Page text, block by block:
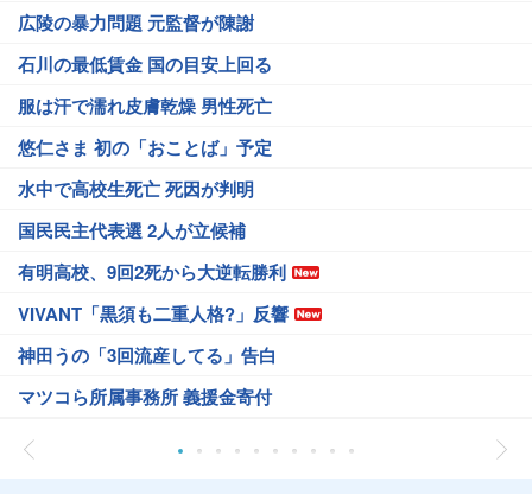
広陵の暴力問題 元監督が陳謝
石川の最低賃金 国の目安上回る
服は汗で濡れ皮膚乾燥 男性死亡
悠仁さま 初の「おことば」予定
水中で高校生死亡 死因が判明
国民民主代表選 2人が立候補
有明高校、9回2死から大逆転勝利
VIVANT「黒須も二重人格?」反響
神田うの「3回流産してる」告白
マツコら所属事務所 義援金寄付